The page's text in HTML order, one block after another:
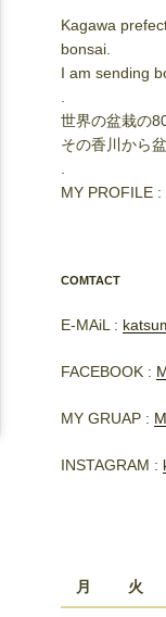
Kagawa
bonsai.
I am sending
世界の盆栽の
その香川から
MY PROFILE :
COMTACT
E-MAiL :
FACEBOOK :
MY GRUAP :
INSTAGRAM :
月
火